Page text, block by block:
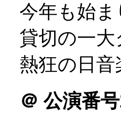
今年も始
貸切の一
熱狂の日音
＠ 公演番